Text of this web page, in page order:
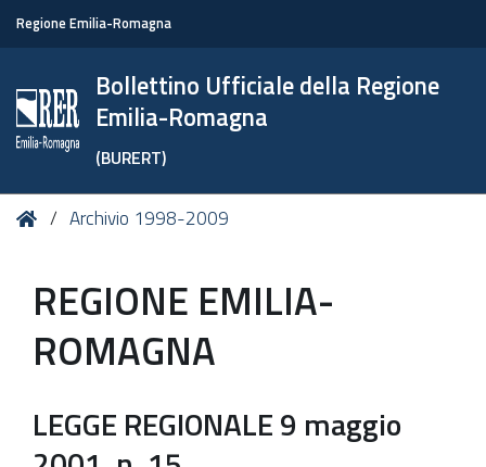
Regione Emilia-Romagna
Bollettino Ufficiale della Regione
Emilia-Romagna
(BURERT)
Tu HomeArchivio 1998-2009
REGIONE EMILIA-
ROMAGNA
LEGGE REGIONALE 9 maggio